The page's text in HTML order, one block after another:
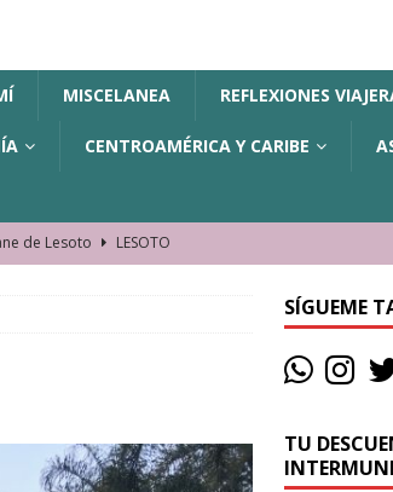
MISCELANEA REFLEXIONES
CENTROAMÉRICA Y CARIBE
de Lesoto
LESOTO
de la playa
JAMAICA
SÍGUEME
TU